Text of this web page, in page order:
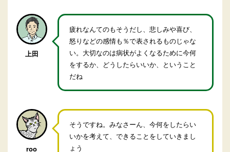
上田
疲れなんてのもそうだし、悲しみや喜び、
怒りなどの感情も％で表されるものじゃな
い。大切なのは病状がよくなるために今何
をするか、どうしたらいいか、ということ
だね
roo
そうですね。みなさーん、今何をしたらい
いかを考えて、できることをしていきまし
ょう